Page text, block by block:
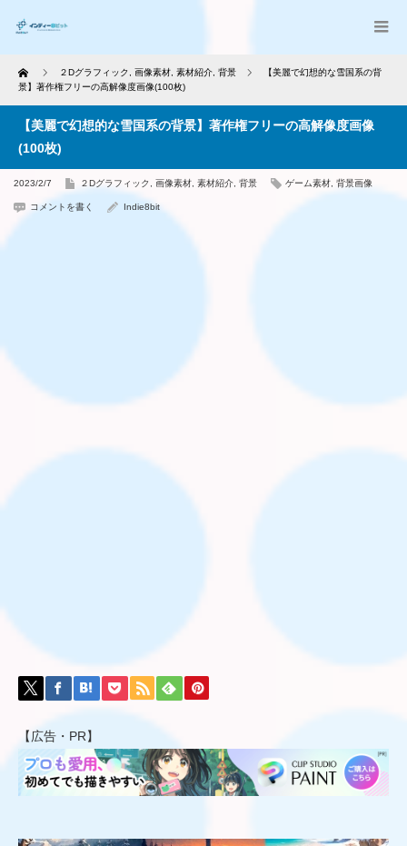
Home ２Dグラフィック 画像素材 素材紹介 背景
【美麗で幻想的な雪国系の背
景】著作権フリーの高解像度画像(100枚)
【美麗で幻想的な雪国系の背景】著作権フリーの高解像度画像
(100枚)
2023/2/7 ２Dグラフィック 画像素材 素材紹介 背景 ゲーム素材 背景画像
コメントを書く Indie8bit
【広告・PR】